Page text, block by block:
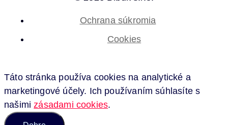
Ochrana súkromia
Cookies
Táto stránka používa cookies na analytické a
marketingové účely. Ich používaním súhlasíte s
našimizásadami cookies.